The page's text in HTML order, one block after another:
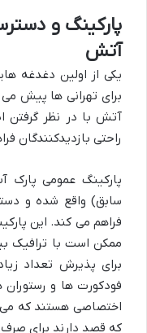
پارکینگ و
آتش
یکی از اولین دغدغه
برای تهرانی ها پیش
آتش با در نظر گرفتن
راحتی بازدیدکنندگان
پارکینگ عمومی
سابق) واقع شده و
فراهم می کند. این
ممکن است با ترافیک
برای پذیرش تعداد
فودکورت ها و رستوران
اختصاصی هستند که می
که قصد دارند برای